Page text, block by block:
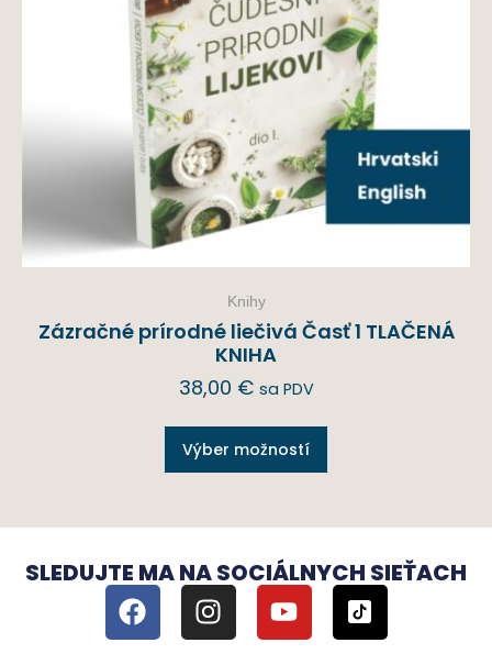
Knihy
Zázračné prírodné liečivá Časť 1 TLAČENÁ
KNIHA
38,00 € sa PDV
Výber možností
SLEDUJTE MA NA SOCIÁLNYCH SIEŤACH